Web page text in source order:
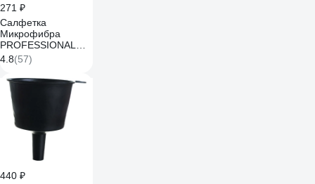
271 ₽
Салфетка
Микрофибра
PROFESSIONAL
для стекол и зеркал
PATERRA 35 х 35
см в картонной
упаковке 406-011
4.8(57)
440 ₽